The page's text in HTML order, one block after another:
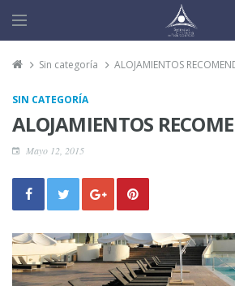
Sin categoría ALOJAMIENTOS
SIN CATEGORÍA
ALOJAMIENTOS
Mayo 12, 2015